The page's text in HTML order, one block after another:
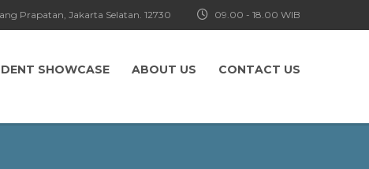
09.00 - 18.00 WIB
Prapatan, Jakarta Selatan. 12730
SHOWCASE ABOUT US CONTACT US